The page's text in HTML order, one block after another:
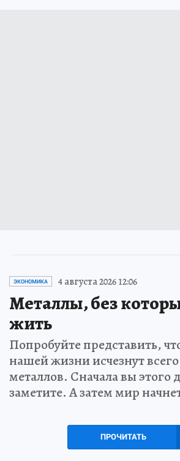
ЭКОНОМИКА 4 августа 2026 12:06
Металлы, без
жить
Попробуйте представить,
нашей жизни исчезнут
металлов. Сначала вы этого
заметите. А затем мир
ПРОЧИТАТЬ